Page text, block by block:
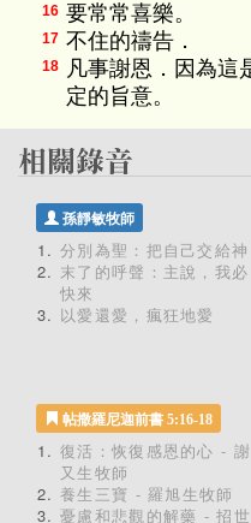
16 要常常喜樂。
17 不住的禱告．
18 凡事謝恩．因為
定的旨意。
孫靜敏牧師
分別為聖：把自己交給神
末了的呼聲：主說，我必
快來
以愛還愛，瘋狂地愛
帖撒羅尼迦前書 5:16-18
復活：恢復感恩的心 - 謝
又生牧師
養生三寶 - 羅旭生牧師
憂慮和悲觀的解藥 - 招世